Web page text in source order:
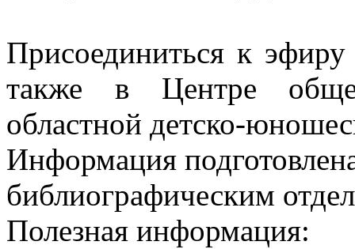
Присоединиться к
также в Центре
областной детско-
Информация
библиографическим
Полезная информация: